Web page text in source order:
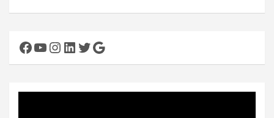
Facebook
YouTube
Instagram
LinkedIn
Twitter
Google